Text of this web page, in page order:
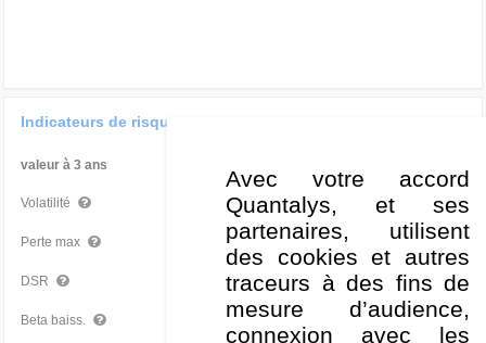
Indicateurs de risque
valeur à 3 ans
Volatilité 13,14 % Moyen
Perte max -20,19 % Moyen
DSR 9,46 % Moyen
Beta baiss. 0,98 Très mauvais
Avec votre accord
Quantalys, et ses
partenaires, utilisent
des cookies et autres
traceurs à des fins de
mesure d’audience,
connexion avec les